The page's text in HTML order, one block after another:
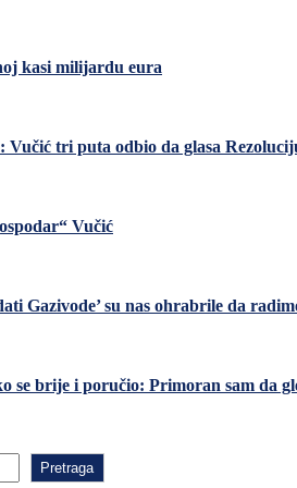
kasi milijardu eura
Vučić tri puta odbio da glasa
Vučić
Gazivode’ su nas ohrabrile da
se brije i poručio: Primoran sam da
Pretraga